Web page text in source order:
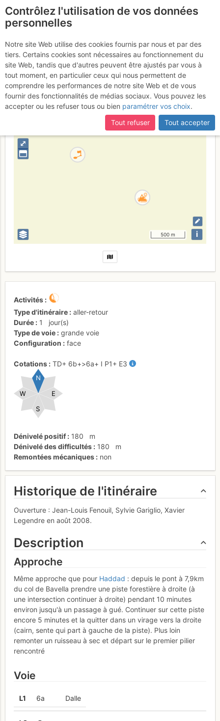
Bavella - Punta di u
Peru : Omerta
France Corse-du-Sud Corse
⤢
500 m i
Activités
Type d'itinéraire
aller-retour
Durée
1
jour(s)
Type de voie
grande voie
Configuration
face
Cotations TD+ 6b+>6a+ I P1+ E3
E
W
S
N
Dénivelé positif 180
m
Dénivelé des difficultés
180
m
Remontées mécaniques
non
Historique de l'itinéraire
Ouverture : Jean-Louis Fenouil, Sylvie Gariglio, Xavier
Legendre en août 2008.
Description
Approche
Même approche que pour Haddad : depuis le pont à 7,9km
du col de Bavella prendre une piste forestière à droite (à
une intersection continuer à droite) pendant 10 minutes
environ jusqu'à un passage à gué. Continuer sur cette piste
encore 5 minutes et la quitter dans un virage vers la droite
(cairn, sente qui part à gauche de la piste). Plus loin
remonter un ruisseau à sec et départ sur le premier pilier
rencontré
Voie
L1 6a Dalle
Contrôlez l'utilisation de vos données
personnelles
Notre site Web utilise des cookies fournis par nous et par des
tiers. Certains cookies sont nécessaires au fonctionnement du
site Web, tandis que d'autres peuvent être ajustés par vous à
tout moment, en particulier ceux qui nous permettent de
comprendre les performances de notre site Web et de vous
fournir des fonctionnalités de médias sociaux. Vous pouvez les
accepter ou les refuser tous ou bien paramétrer vos choix.
Tout refuser
Tout accepter